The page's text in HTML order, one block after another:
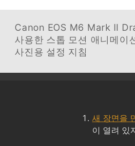
Canon EOS M6 Mark II
사용한 스톱 모션 애니메이
사진용 설정 지침
새 장면을
이 열려 있